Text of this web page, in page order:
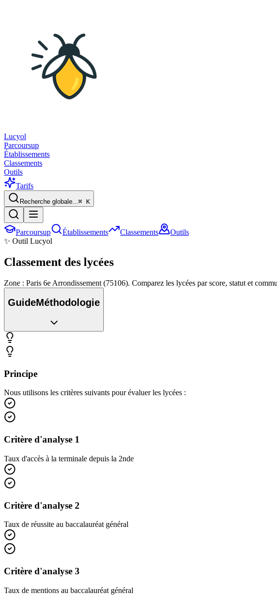
Lucyol
Parcoursup
Établissements
Classements
Outils
Tarifs
Recherche globale...⌘ K
Parcoursup Établissements Classements
Outils
✨ Outil Lucyol
Classement des lycées
Zone : Paris 6e Arrondissement (75106). Comparez les lycées par score, statut et
GuideMéthodologie
Principe
Nous utilisons les critères suivants pour évaluer les lycées :
Critère d'analyse 1
Taux d'accès à la terminale depuis la 2nde
Critère d'analyse 2
Taux de réussite au baccalauréat général
Critère d'analyse 3
Taux de mentions au baccalauréat général